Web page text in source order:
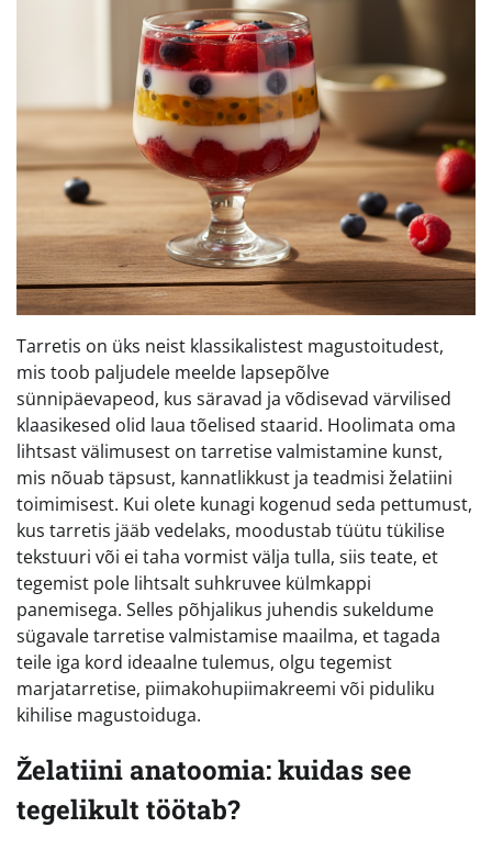
Tarretis on üks neist klassikalistest magustoitudest,
mis toob paljudele meelde lapsepõlve
sünnipäevapeod, kus säravad ja võdisevad värvilised
klaasikesed olid laua tõelised staarid. Hoolimata oma
lihtsast välimusest on tarretise valmistamine kunst,
mis nõuab täpsust, kannatlikkust ja teadmisi želatiini
toimimisest. Kui olete kunagi kogenud seda pettumust,
kus tarretis jääb vedelaks, moodustab tüütu tükilise
tekstuuri või ei taha vormist välja tulla, siis teate, et
tegemist pole lihtsalt suhkruvee külmkappi
panemisega. Selles põhjalikus juhendis sukeldume
sügavale tarretise valmistamise maailma, et tagada
teile iga kord ideaalne tulemus, olgu tegemist
marjatarretise, piimakohupiimakreemi või piduliku
kihilise magustoiduga.
Želatiini anatoomia: kuidas see
tegelikult töötab?